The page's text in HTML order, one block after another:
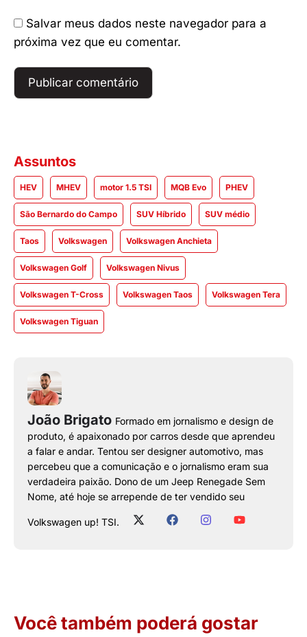
Salvar meus dados neste navegador para a
próxima vez que eu comentar.
Assuntos
HEV MHEV motor 1.5 TSI MQB Evo PHEV
São Bernardo do Campo SUV Híbrido SUV médio
Taos Volkswagen Volkswagen Anchieta
Volkswagen Golf Volkswagen Nivus
Volkswagen T-Cross Volkswagen Taos Volkswagen Tera
Volkswagen Tiguan
João Brigato Formado em jornalismo e design de
produto, é apaixonado por carros desde que aprendeu
a falar e andar. Tentou ser designer automotivo, mas
percebeu que a comunicação e o jornalismo eram sua
verdadeira paixão. Dono de um Jeep Renegade Sem
Nome, até hoje se arrepende de ter vendido seu
Volkswagen up! TSI.
Você também poderá gostar